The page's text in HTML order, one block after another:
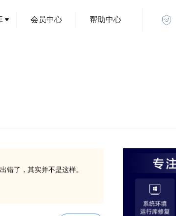
会员中心 帮助中心
错了，其实并不是这样。